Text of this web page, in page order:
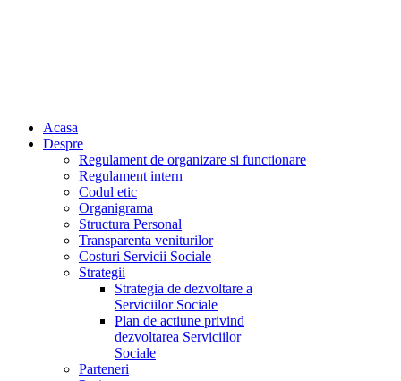
Acasa
Despre
Regulament de organizare si functionare
Regulament intern
Codul etic
Organigrama
Structura Personal
Transparenta veniturilor
Costuri Servicii Sociale
Strategii
Strategia de dezvoltare a
Serviciilor Sociale
Plan de actiune privind
dezvoltarea Serviciilor
Sociale
Parteneri